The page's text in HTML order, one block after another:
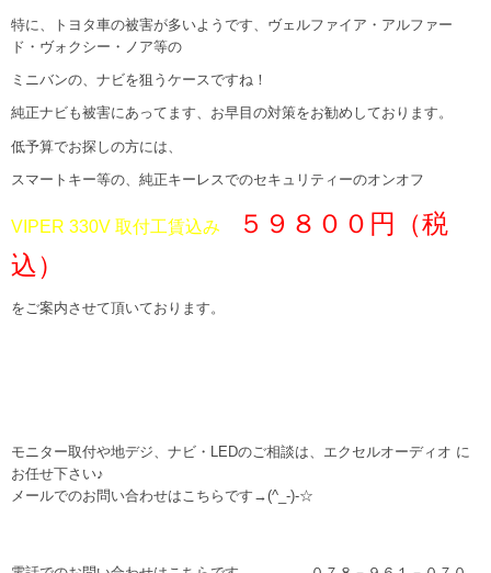
特に、トヨタ車の被害が多いようです、ヴェルファイア・アルファー
ド・ヴォクシー・ノア等の
ミニバンの、ナビを狙うケースですね！
純正ナビも被害にあってます、お早目の対策をお勧めしております。
低予算でお探しの方には、
スマートキー等の、純正キーレスでのセキュリティーのオンオフ
VIPER 330V 取付工賃込み
５９８００円（税
込）
をご案内させて頂いております。
モニター取付や地デジ、ナビ・LEDのご相談は、 エクセルオーディオ に
お任せ下さい♪
メールでのお問い合わせはこちらです→(^_-)-☆